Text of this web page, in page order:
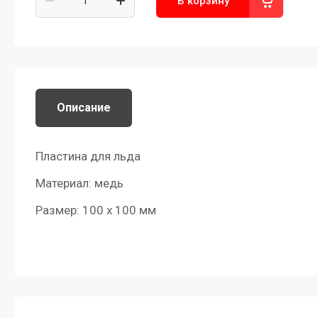
Описание
Пластина для льда
Материал: медь
Размер: 100 х 100 мм